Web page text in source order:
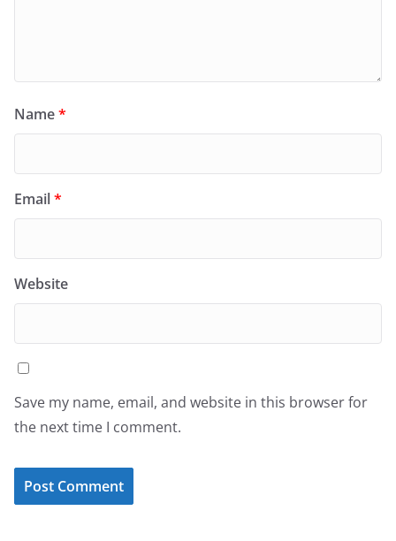
Name*
Email*
Website
Save my name, email, and website in this browser for
the next time I comment.